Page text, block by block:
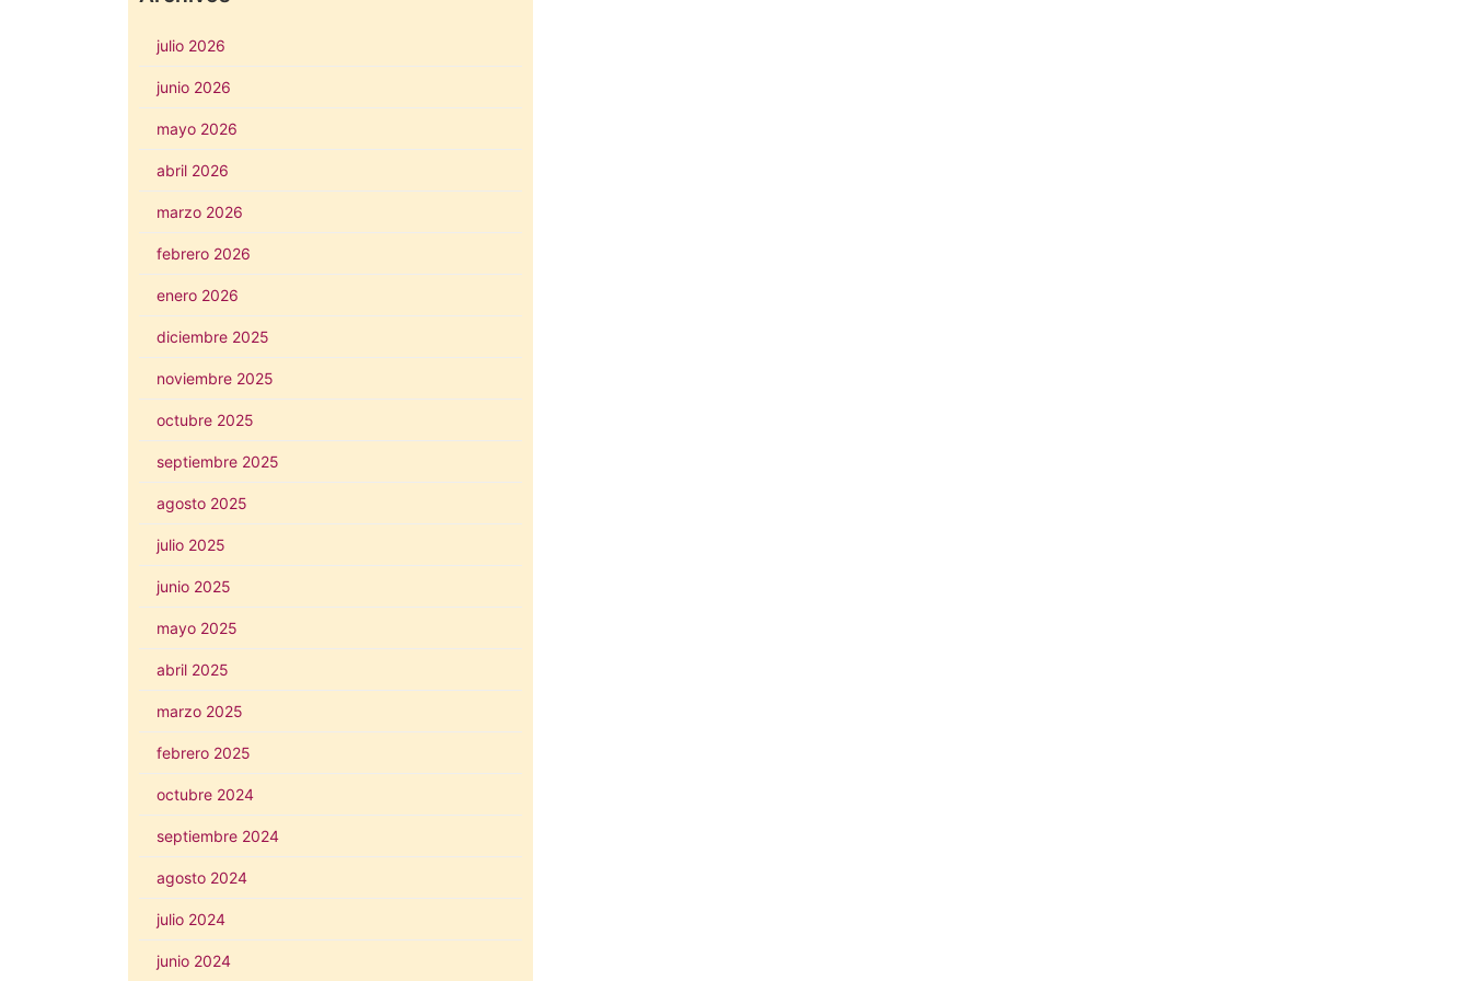
julio 2026
junio 2026
mayo 2026
abril 2026
marzo 2026
febrero 2026
enero 2026
diciembre 2025
noviembre 2025
octubre 2025
septiembre 2025
agosto 2025
julio 2025
junio 2025
mayo 2025
abril 2025
marzo 2025
febrero 2025
octubre 2024
septiembre 2024
agosto 2024
julio 2024
junio 2024